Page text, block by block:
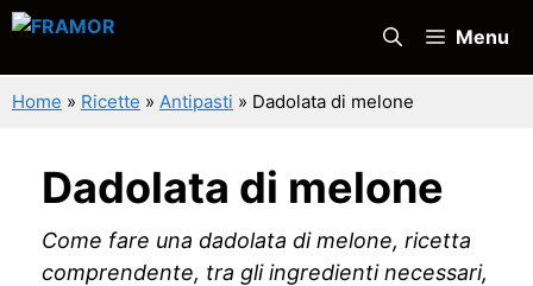
Vai
contenuto
Menu
Home » Ricette » Antipasti » Dadolata di melone
Dadolata di melone
Come fare una dadolata di melone, ricetta
comprendente, tra gli ingredienti necessari,